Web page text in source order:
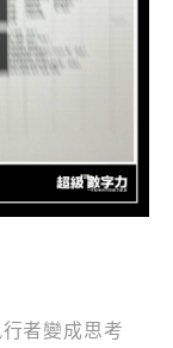
者變成思考